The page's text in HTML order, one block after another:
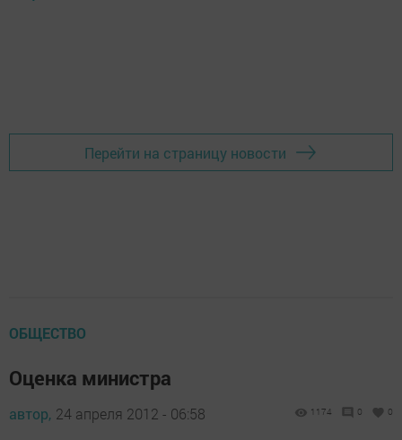
Перейти на страницу новости
ОБЩЕСТВО
Оценка министра
автор, 24 апреля 2012 - 06:58 1174 0 0